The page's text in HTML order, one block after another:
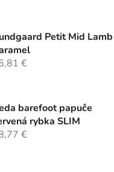
Petit Mid Lamb
€
barefoot papuče
rybka SLIM
€